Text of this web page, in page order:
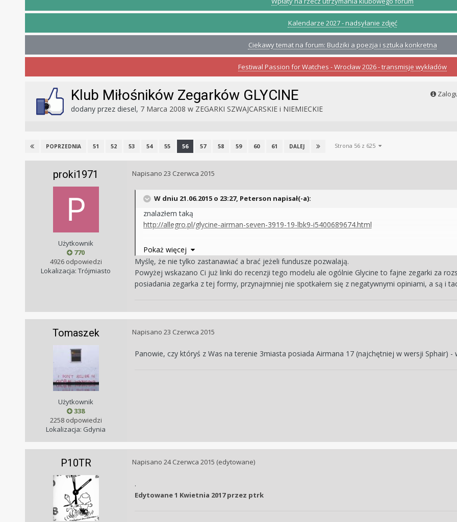
Kalendarze 2027 - nadsyłanie zdjęć
Ciekawy temat na forum: Budziki a poezja i sztuka konkretna
Festiwal Passion for Watches - Wrocław 2026 - transmisje wykładów
Klub Miłośników Zegarków GLYCINE
dodany przez diesel, 7 Marca 2008 w ZEGARKI SZWAJCARSKIE i NIEMIECKIE
POPRZEDNIA 51 52 53 54 55 56 57 58 59 60 61 DALEJ Strona 56 z 625
proki1971
Użytkownik
770
4926 odpowiedzi
Lokalizacja: Trójmiasto
Napisano 23 Czerwca 2015
W dniu 21.06.2015 o 23:27, Peterson napisał(-a):
znalazłem taką
http://allegro.pl/glycine-airman-seven-3919-19-lbk9-i5400689674.html
warto się zastanawiać ?
Pokaż więcej
Myślę, że nie tylko zastanawiać a brać jeżeli fundusze pozwalają.
Powyżej wskazano Ci już linki do recenzji tego modelu ale ogólnie Glycine to fajne zegarki za
posiadania zegarka z tej formy, przynajmniej nie spotkałem się z negatywnymi opiniami, a są i
Tomaszek
Użytkownik
338
2258 odpowiedzi
Lokalizacja: Gdynia
Napisano 23 Czerwca 2015
Panowie, czy któryś z Was na terenie 3miasta posiada Airmana 17 (najchętniej w wersji Sphair) -
P10TR Napisano 24 Czerwca 2015 (edytowane)
.
Edytowane1 Kwietnia 2017przez ptrk